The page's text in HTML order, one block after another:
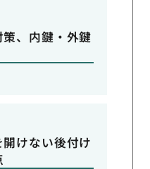
策、内鍵・外鍵
けない後付け